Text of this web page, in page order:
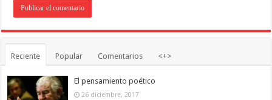
Reciente Popular Comentarios <+>
El pensamiento poético
26 diciembre, 2017